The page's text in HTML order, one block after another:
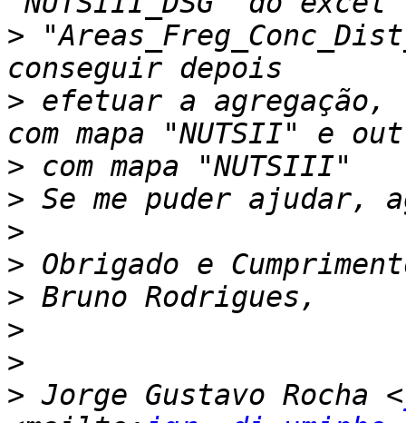
>
> efetuar a agregação,
>
>
>
>
>
>
>
> Jorge Gustavo Rocha <